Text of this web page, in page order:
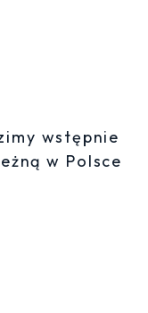
wstępnie
w Polsce